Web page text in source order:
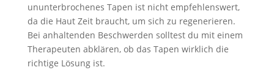
ununterbrochenes Tapen ist nicht empfehlenswert,
da die Haut Zeit braucht, um sich zu regenerieren.
Bei anhaltenden Beschwerden solltest du mit einem
Therapeuten abklären, ob das Tapen wirklich die
richtige Lösung ist.